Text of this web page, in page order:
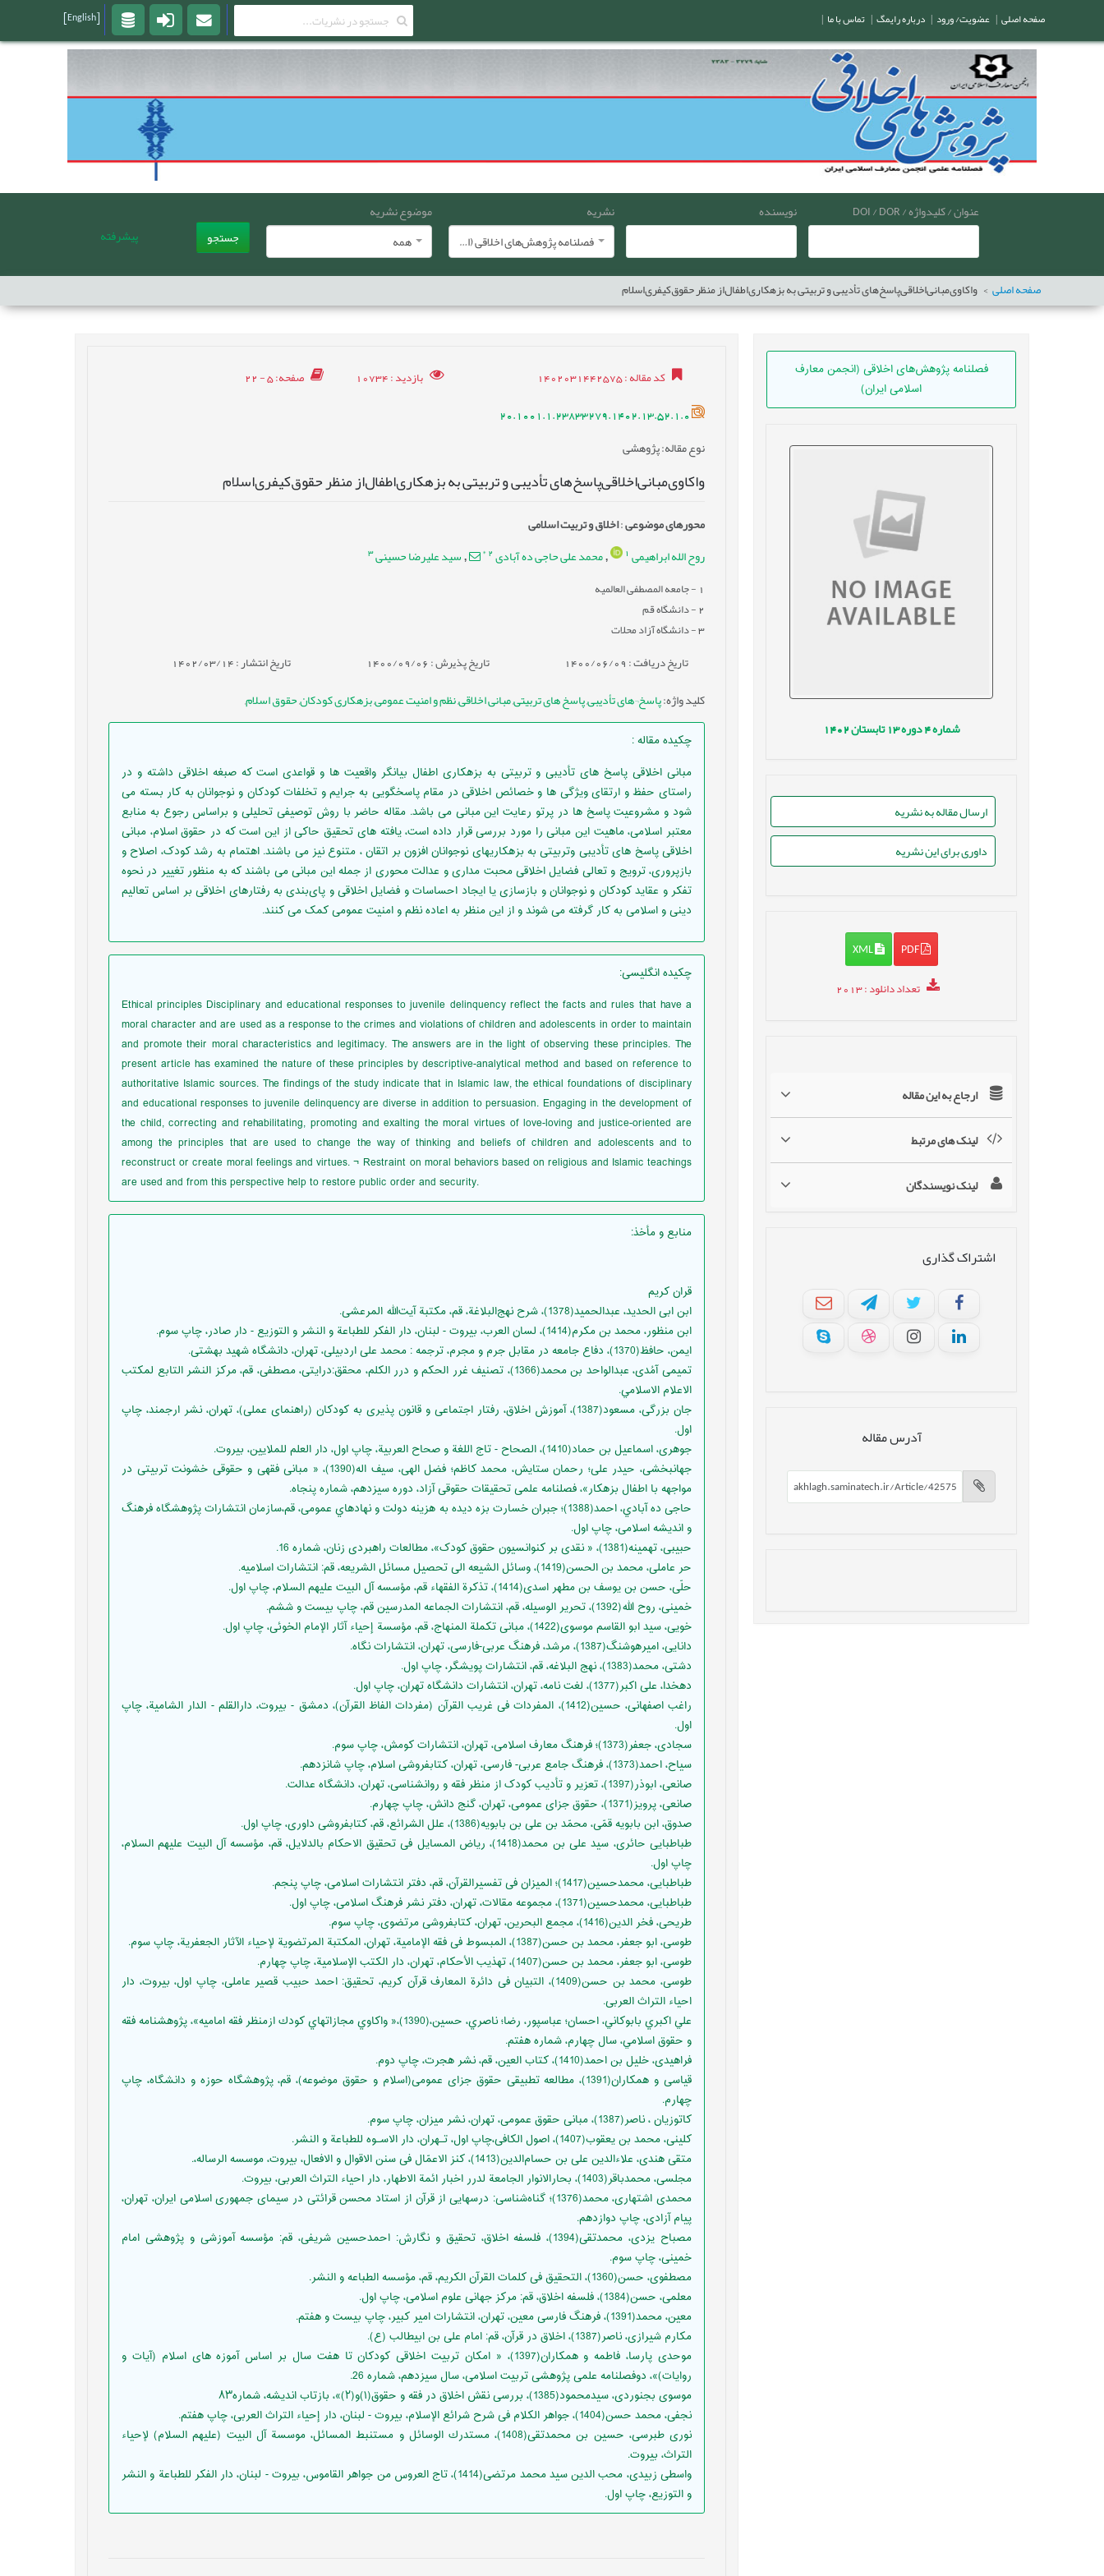
عنوان / کلیدواژه / DOI / DOR نویسنده
نشریه
فصلنامه پژوهش‌های اخلاقی (انجمن معارف اسلامی ایران)
موضوع نشریه
همه
جستجو پیشرفته
صفحه اصلی واکاوی‌مبانی‌اخلاقی‌پاسخ‌های تأدیبی و تربیتی به بزهکاری‌اطفال‌از منظر حقوق‌کیفری‌اسلام
فصلنامه پژوهش‌های اخلاقی (انجمن معارف
اسلامی ایران)
شماره4 دوره13 تابستان1402
ارسال مقاله به نشریه
داوری برای این نشریه
PDF
XML
تعداد دانلود: 2013
ارجاع به این مقاله
لینک های مرتبط
لینک نویسندگان
اشتراک گذاری
آدرس مقاله
کد مقاله: 1402031442575 بازدید: 10734 صفحه: 5 - 22
20.1001.1.23833279.1402.13.52.1.0
نوع مقاله: پژوهشی
واکاوی‌مبانی‌اخلاقی‌پاسخ‌های تأدیبی و تربیتی به بزهکاری‌اطفال‌از منظر حقوق‌کیفری‌اسلام
محورهای موضوعی:اخلاق و تربیت اسلامی
روح الله ابراهیمی 1
,محمد علی حاجی ده آبادی2
*
,سید علیرضا حسینی3
1 - جامعه المصطفی العالمیه
2- دانشگاه قم
3- دانشگاه آزاد محلات
تاریخ دریافت : 1400/06/09 تاریخ پذیرش : 1400/09/06 تاریخ انتشار : 1402/03/14
کلید واژه:پاسخ¬های تأدیبی,پاسخ های تربیتی,مبانی اخلاقی,نظم و امنیت عمومی,بزهکاری کودکان,حقوق اسلام,
چکیده مقاله:
مبانی اخلاقی پاسخ های تأدیبی و تربیتی به بزهکاری اطفال بیانگر واقعیت ها و قواعدی است که صبغه اخلاقی داشته و در
راستای حفظ و ارتقای ویژگی ها و خصائص اخلاقی در مقام پاسخگویی به جرایم و تخلفات کودکان و نوجوانان به کار بسته می
شود و مشروعیت پاسخ ها در پرتو رعایت این مبانی می باشد. مقاله حاضر با روش توصیفی تحلیلی و براساس رجوع به منابع
معتبر اسلامی، ماهیت این مبانی را مورد بررسی قرار داده است، یافته های تحقیق حاکی از این است که در حقوق اسلام، مبانی
اخلاقی پاسخ های تأدیبی وتربیتی به بزهکاریهای نوجوانان افزون بر اتقان ، متنوع نیز می باشند. اهتمام به رشد کودک، اصلاح و
بازپروری، ترویج و تعالی فضایل اخلاقی محبت مداری و عدالت محوری از جمله این مبانی می باشند که به منظور تغییر در نحوه
تفکر و عقاید کودکان و نوجوانان و بازسازی یا ایجاد احساسات و فضایل اخلاقی و پای‌بندی به رفتارهای اخلاقی بر اساس تعالیم
دینی و اسلامی به کار گرفته می شوند و از این منظر به اعاده نظم و امنیت عمومی کمک می کنند.
چکیده انگلیسی:
Ethical principles Disciplinary and educational responses to juvenile delinquency reflect the facts and rules that have a
moral character and are used as a response to the crimes and violations of children and adolescents in order to maintain
and promote their moral characteristics and legitimacy. The answers are in the light of observing these principles. The
present article has examined the nature of these principles by descriptive-analytical method and based on reference to
authoritative Islamic sources. The findings of the study indicate that in Islamic law, the ethical foundations of disciplinary
and educational responses to juvenile delinquency are diverse in addition to persuasion. Engaging in the development of
the child, correcting and rehabilitating, promoting and exalting the moral virtues of love-loving and justice-oriented are
among the principles that are used to change the way of thinking and beliefs of children and adolescents and to
reconstruct or create moral feelings and virtues. ¬ Restraint on moral behaviors based on religious and Islamic teachings
are used and from this perspective help to restore public order and security.
منابع و مأخذ:
قران کریم
ابن ابی ‌الحدید، عبدالحمید(1378)، شرح نهج‌البلاغة، قم، مکتبة آیت‌الله المرعشی.
ابن منظور، محمد بن مکرم(1414)، لسان العرب، بیروت - لبنان، دار الفکر للطباعة و النشر و التوزیع - دار صادر، چاپ سوم.
ایمن، حافظ(1370)، دفاع جامعه در مقابل جرم و مجرم، ترجمه : محمد علی اردبیلی، تهران، دانشگاه شهید بهشتی.
تمیمی آمُدی، عبدالواحد بن محمد(1366)، تصنيف غرر الحكم و درر الكلم، محقق:درایتی، مصطفی، قم، مرکز النشر التابع لمکتب
الاعلام الاسلامي.
جان بزرگی، مسعود(1387)، آموزش اخلاق، رفتار اجتماعی و قانون پذیری به کودکان (راهنمای عملی)، تهران، نشر ارجمند، چاپ
اول.
جوهری، اسماعیل بن حماد(1410)، الصحاح - تاج اللغة و صحاح العربیة، چاپ اول، دار العلم للملایین، بیروت.
جهانبخشی، حیدر علی؛ رحمان ستایش، محمد کاظم؛ فضل الهی، سیف اله(1390)، « مبانی فقهی و حقوقی خشونت تربیتی در
مواجهه با اطفال بزهکار»، فصلنامه علمی تحقیقات حقوقی آزاد، دوره سیزدهم، شماره پنجاه.
حاجی ده آبادي، احمد(1388)؛ جبران خسارت بزه دیده به هزینه دولت و نهادهاي عمومی، قم،سازمان انتشارات پژوهشگاه فرهنگ
و اندیشه اسلامی، چاپ اول.
حبیبی، تهمینه(1381)، « نقدی بر کنوانسیون حقوق کودک»، مطالعات راهبردی زنان، شماره 16.
حر عاملی، محمد بن الحسن(1419)، وسائل الشیعه الی تحصیل مسائل الشریعه، قم: انتشارات اسلامیه.
حلّی، حسن بن یوسف بن مطهر اسدی(1414)، تذکرة الفقهاء قم، مؤسسه آل البیت علیهم السلام، چاپ اول.
خمینی، روح الله(1392)، تحریر الوسیله، قم، انتشارات الجماعه المدرسین قم، چاپ بیست و ششم.
خویی، سید ابو القاسم موسوی(1422)، مبانی تکملة المنهاج، قم، مؤسسة إحیاء آثار الإمام الخوئی، چاپ اول.
دانایی، امیرهوشنگ(1387)، مرشد، فرهنگ عربی-فارسی، تهران، انتشارات نگاه.
دشتی، محمد(1383)، نهج البلاغه، قم، انتشارات پویشگر، چاپ اول.
دهخدا، علی اکبر(1377)، لغت نامه، تهران، انتشارات دانشگاه تهران، چاپ اول.
راغب اصفهانی، حسین(1412)، المفردات فی غریب القرآن (مفردات الفاظ القرآن)، دمشق - بیروت، دارالقلم - الدار الشامیة، چاپ
اول.
سجادی، جعفر(1373)؛ فرهنگ معارف اسلامی، تهران، انتشارات کومش، چاپ سوم.
سیاح، احمد(1373)، فرهنگ جامع عربی- فارسی، تهران، کتابفروشی اسلام، چاپ شانزدهم.
صانعی، ابوذر(1397)، تعزیر و تأدیب کودک از منظر فقه و روانشناسی، تهران، دانشگاه عدالت.
صانعی، پرویز(1371)، حقوق جزای عمومی، تهران، گنج دانش، چاپ چهارم.
صدوق، ابن بابویه قمّی، محمّد بن علی بن بابویه(1386)، علل الشرائع، قم، کتابفروشی داوری، چاپ اول.
طباطبایی حائری، سید علی بن محمد(1418)، ریاض المسایل فی تحقیق الاحکام بالدلایل، قم، مؤسسه آل البیت علیهم السلام،
چاپ اول.
طباطبایی، محمدحسین(1417)؛ المیزان فی تفسیرالقرآن، قم، دفتر انتشارات اسلامی، چاپ پنجم.
طباطبايى، محمدحسين(1371)، مجموعه مقالات، تهران، دفتر نشر فرهنگ اسلامى، چاپ اول.
طریحی، فخر الدین(1416)، مجمع البحرین، تهران، کتابفروشی مرتضوی، چاپ سوم.
طوسی، ابو جعفر، محمد بن حسن(1387)، المبسوط فی فقه الإمامیة، تهران، المکتبة المرتضویة لإحیاء الآثار الجعفریة، چاپ سوم.
طوسی، ابو جعفر، محمد بن حسن(1407)، تهذیب الأحکام، تهران، دار الکتب الإسلامیة، چاپ چهارم.
طوسی، محمد بن حسن(1409)، التبیان فی دائرة المعارف قرآن کریم، تحقیق: احمد حبیب قصیر عاملی، چاپ اول، بیروت، دار
احیاء التراث العربی.
علي اكبري بابوكاني، احسان؛ عباسپور، رضا؛ ناصري، حسين،(1390)،« واكاوي مجازاتهاي كودك ازمنظر فقه اماميه»، پژوهشنامه فقه
و حقوق اسلامي، سال چهارم، شماره هفتم.
فراهیدی، خلیل بن احمد(1410)، کتاب العین، قم، نشر هجرت، چاپ دوم.
قیاسی و همکاران(1391)، مطالعه تطبیقی حقوق جزای عمومی(اسلام و حقوق موضوعه)، قم، پژوهشگاه حوزه و دانشگاه، چاپ
چهارم.
کاتوزیان ، ناصر(1387)، مبانی حقوق عمومی، تهران، نشر میزان، چاپ سوم.
کلینی، محمد بن یعقوب(1407)، اصول الکافی،چاپ اول، تـهران، دار الاسـوه للطباعة و النشر.
متقی هندی، علاءالدین علی بن حسام‌الدین(1413)، كنز الاعمّال فی سنن الاقوال و الافعال، بیروت، موسسه الرساله،.
مجلسی، محمدباقر(1403)، بحارالانوار الجامعة لدرر اخبار ائمة الاطهار، دار احیاء التراث العربی، بیروت.
محمدی اشتهاری، محمد(1376)؛ گناه‌شناسی: درسهایی از قرآن از استاد محسن قرائتی در سیمای جمهوری اسلامی ایران، تهران،
پیام آزادی، چاپ دوازدهم.
مصباح يزدى، محمدتقى(1394)، فلسفه اخلاق، تحقيق و نگارش: احمدحسين شريفی، قم: مؤسسه آموزشى و پژوهشى امام
خمينى، چاپ سوم.
مصطفوی، حسن(1360)، التحقیق فی کلمات القرآن الکریم، قم، مؤسسه الطباعه و النشر.
معلمی، حسن(1384)، فلسفه اخلاق، قم: مرکز جهانی علوم اسلامی، چاپ اول.
معین، محمد(1391)، فرهنگ فارسی معین، تهران، انتشارات امیر کبیر، چاپ بیست و هفتم.
مکارم شیرازی، ناصر(1387)، اخلاق در قرآن، قم: امام علی بن ابیطالب (ع).
موحدی پارسا، فاطمه و همکاران(1397)، « امکان تربیت اخلاقی کودکان تا هفت سال بر اساس آموزه های اسلام (آیات و
روایات)»، دوفصلنامه علمی پژوهشی تربیت اسلامی، سال سیزدهم، شماره 26.
موسوی بجنوردی، سیدمحمود(1385)، بررسی نقش اخلاق در فقه و حقوق(۱)و(۲)»، بازتاب اندیشه، شماره۸۳
نجفی، محمد حسن(1404)، جواهر الکلام فی شرح شرائع الإسلام، بیروت - لبنان، دار إحیاء التراث العربی، چاپ هفتم.
نوری طبرسی، حسین بن محمدتقی(1408)، مستدرك الوسائل و مستنبط المسائل، موسسة آل البیت (علیهم السلام) لإحیاء
التراث، بیروت.
واسطی زبیدی، محب الدین سید محمد مرتضی(1414)، تاج العروس من جواهر القاموس، بیروت - لبنان، دار الفکر للطباعة و النشر
و التوزیع، چاپ اول.
صفحه اصلی | عضویت/ ورود | درباره رایمگ | تماس با ما |
[English]